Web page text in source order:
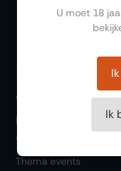
Bezoeken
Winkel
Bar 1717
Wijn & Spijs
Thema events
U moet 18
Ik